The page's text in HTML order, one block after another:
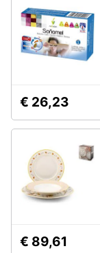
€ 26,23
€ 89,61